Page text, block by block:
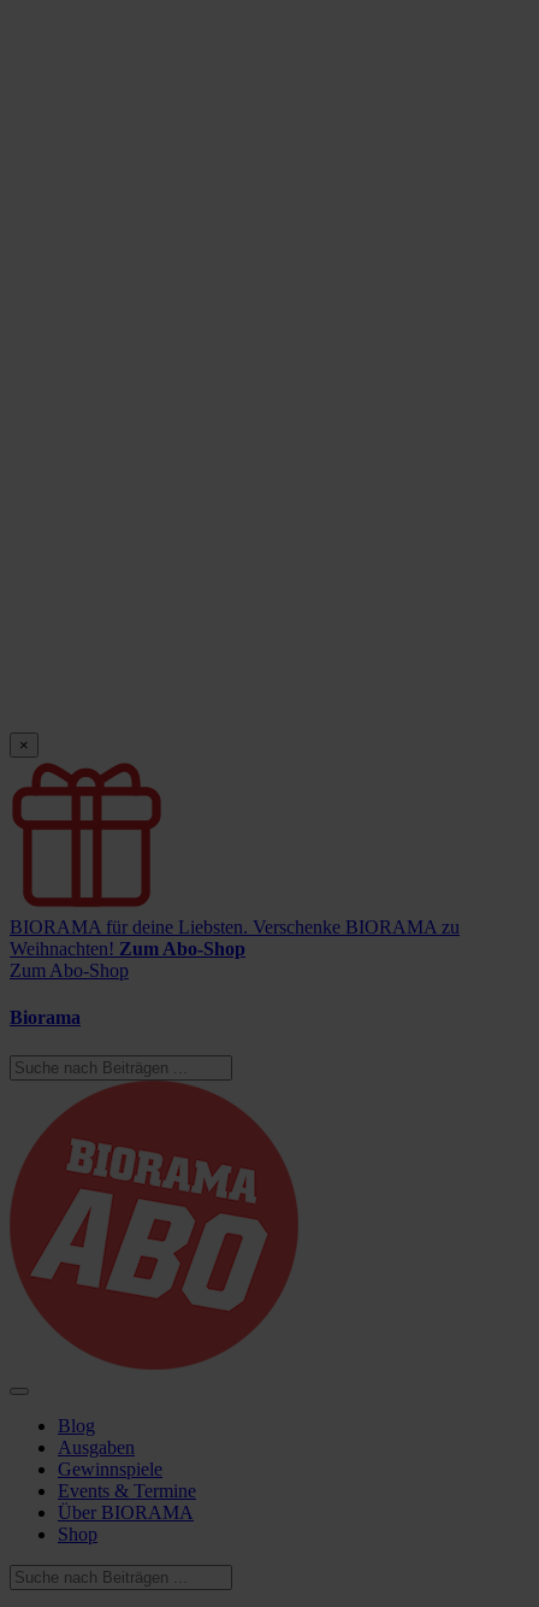
×
BIORAMA für deine Liebsten. Verschenke BIORAMA zu
Weihnachten! Zum Abo-Shop
Zum Abo-Shop
Biorama
Blog
Ausgaben
Gewinnspiele
Events & Termine
Über BIORAMA
Shop